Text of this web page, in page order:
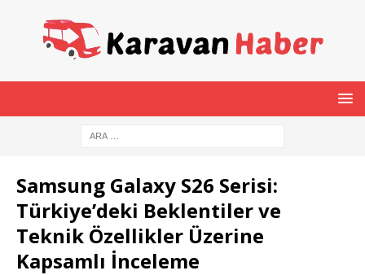
Samsung Galaxy S26 Serisi:
Türkiye’deki Beklentiler ve
Teknik Özellikler Üzerine
Kapsamlı İnceleme